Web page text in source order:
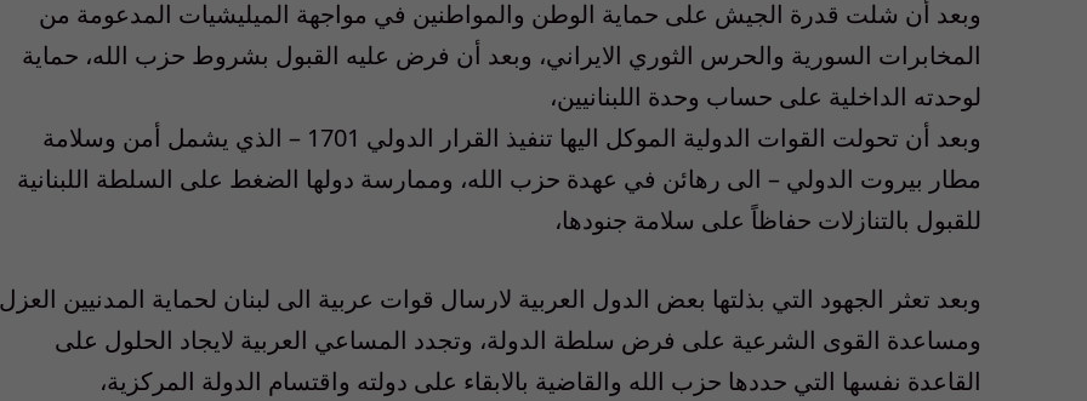
وبعد أن شلت قدرة الجيش على حماية الوطن والمواطنين في مواجهة الميليشيات المدعومة من
المخابرات السورية والحرس الثوري الايراني، وبعد أن فرض عليه القبول بشروط حزب الله، حماية
لوحدته الداخلية على حساب وحدة اللبنانيين،
وبعد أن تحولت القوات الدولية الموكل اليها تنفيذ القرار الدولي 1701 – الذي يشمل أمن وسلامة
مطار بيروت الدولي – الى رهائن في عهدة حزب الله، وممارسة دولها الضغط على السلطة اللبنانية
للقبول بالتنازلات حفاظاً على سلامة جنودها،
وبعد تعثر الجهود التي بذلتها بعض الدول العربية لارسال قوات عربية الى لبنان لحماية المدنيين العزل
ومساعدة القوى الشرعية على فرض سلطة الدولة، وتجدد المساعي العربية لايجاد الحلول على
القاعدة نفسها التي حددها حزب الله والقاضية بالابقاء على دولته واقتسام الدولة المركزية،